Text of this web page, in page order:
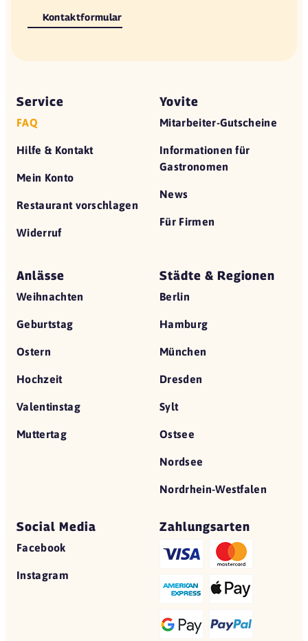
Kontaktformular
Service
FAQ
Hilfe & Kontakt
Mein Konto
Restaurant vorschlagen
Widerruf
Yovite
Mitarbeiter-Gutscheine
Informationen für
Gastronomen
News
Für Firmen
Anlässe
Weihnachten
Geburtstag
Ostern
Hochzeit
Valentinstag
Muttertag
Städte & Regionen
Berlin
Hamburg
München
Dresden
Sylt
Ostsee
Nordsee
Nordrhein-Westfalen
Social Media
Facebook
Instagram
Zahlungsarten